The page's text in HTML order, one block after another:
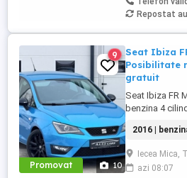
Repostat
Promovat 10
9
Seat Ibiza
Posibilitate
gratuit
Seat Ibiza FR
benzina 4
rapoarte
Oglinzi
electric -Volan
reglabil -
2016 |
Iecea Mica,
azi 08:07